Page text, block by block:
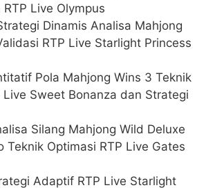
Live Olympus
Dinamis Analisa Mahjong
RTP Live Starlight Princess
Pola Mahjong Wins 3 Teknik
Live Sweet Bonanza dan Strategi
Silang Mahjong Wild Deluxe
Teknik Optimasi RTP Live Gates
Adaptif RTP Live Starlight